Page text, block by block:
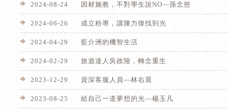
2024-08-24 因材施教，不對學生說NO—孫念慈
2024-06-26 成立粉專，讓陳力偉找到光
2024-04-29 藍介洲的機智生活
2024-02-29 旅遊達人吳政陵，轉念重生
2023-12-29 資深客服人員—林右晨
2023-08-25 給自己一道夢想的光—楊玉凡